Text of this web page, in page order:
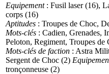
Equipement: Fusil laser (16),
corps (16)
Aptitudes : Troupes de Choc,
Mots-clés : Cadien, Grenades,
Peloton, Regiment, Troupes de
Mots-clés de faction : Astra
Sergent de Choc (2)
tronçonneuse (2)